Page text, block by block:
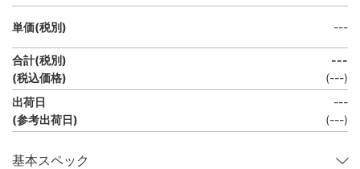
単価(税別) ---
合計(税別)
(税込価格)
---
(---)
出荷日
(参考出荷日)
---
(---)
基本スペック